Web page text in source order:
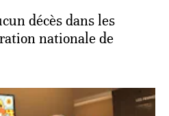
décès dans les
nationale de